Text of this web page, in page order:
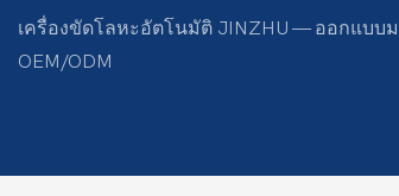
เครื่องขัดโลหะอัตโนมัติ JINZHU — ออกแบบ
OEM/ODM